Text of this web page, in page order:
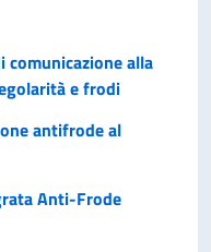
comunicazione alla
e frodi
antifrode al
Anti-Frode